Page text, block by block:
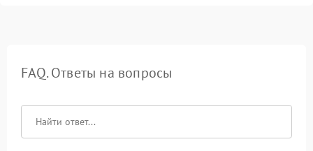
FAQ. Ответы на вопросы